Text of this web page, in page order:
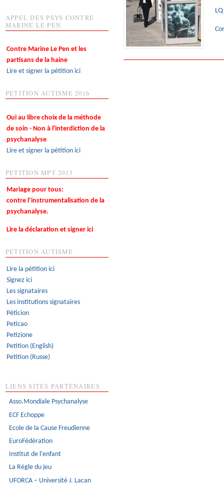
APPEL DES PSYS CONTRE
MARINE LE PEN
Contre Marine Le Pen et les
partisans de la haine
Lire et signer la pétition ici
PETITION AUTISME 2016
Oui au libre choix de la méthode
de soin - Non à l'interdiction de la
psychanalyse
Lire et signer la pétition ici
PETITION MPT 2013
Mariage pour tous:
contre l’instrumentalisation de la
psychanalyse.
Lire la déclaration et signer ici
PETITION AUTISME
Lire la pétition ici
Signez ici
Les signataires
Les institutions signataires
Péticion
Peticao
Petizione
Petition (English)
Petition (Russe)
LIENS SITES PARTENAIRES
Asso.Mondiale Psychanalyse
ECF Echoppe
Ecole de la Cause Freudienne
EuroFédération
Institut de l'enfant
La Règle du jeu
UFORCA – Université J. Lacan